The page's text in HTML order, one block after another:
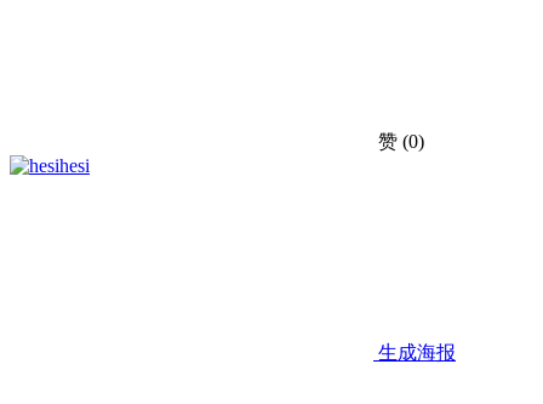
赞 (0)
hesi
生成海报